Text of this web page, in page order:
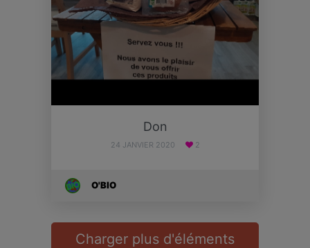
Don
24 JANVIER 2020 2
O'BIO
Charger plus d'éléments